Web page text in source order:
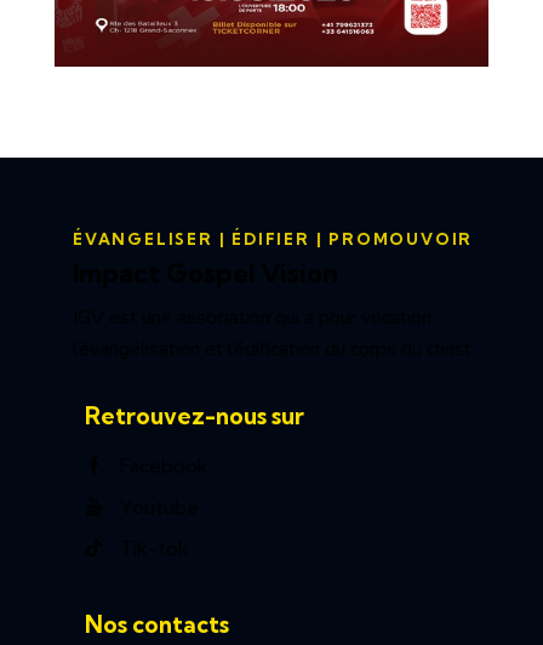
ÉVANGELISER | ÉDIFIER | PROMOUVOIR
Retrouvez-nous sur
Nos contacts